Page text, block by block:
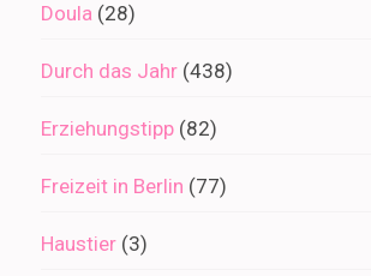
Doula (28)
Durch das Jahr (438)
Erziehungstipp (82)
Freizeit in Berlin (77)
Haustier (3)